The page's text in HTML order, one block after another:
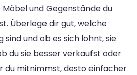
und Gegenstände du
Überlege dir gut, welche
sind und ob es sich lohnt, sie
du sie besser verkaufst oder
du mitnimmst, desto einfacher